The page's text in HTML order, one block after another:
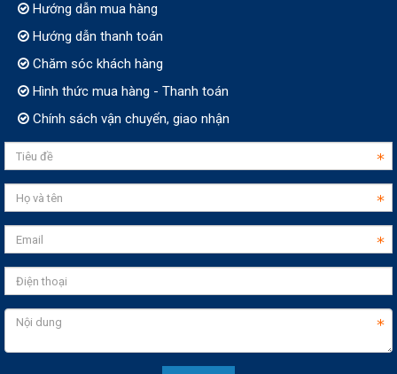
Hướng dẫn mua hàng
Hướng dẫn thanh toán
Chăm sóc khách hàng
Hình thức mua hàng - Thanh toán
Chính sách vận chuyển, giao nhận